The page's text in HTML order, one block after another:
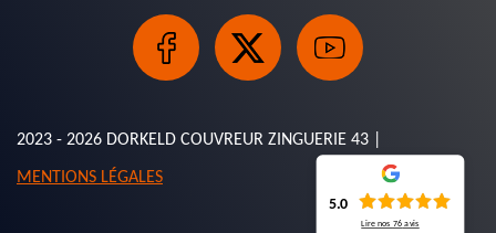
2023 - 2026 DORKELD COUVREUR ZINGUERIE 43 |
MENTIONS LÉGALES
5.0
Lire nos 76 avis